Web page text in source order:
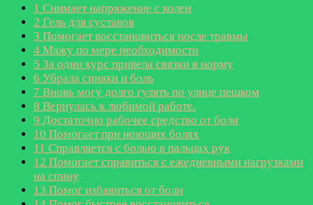
1 Снимает напряжение с колен
2 Гель для суставов
3 Помогает восстановиться после травмы
4 Мажу по мере необходимости
5 За один курс привела связки в норму
6 Убрала синяки и боль
7 Вновь могу долго гулять по улице пешком
8 Вернулась к любимой работе.
9 Достаточно рабочее средство от боли
10 Помогает при ноющих болях
11 Справляется с болью в пальцах рук
12 Помогает справиться с ежедневными нагрузками
на спину
13 Помог избавиться от боли